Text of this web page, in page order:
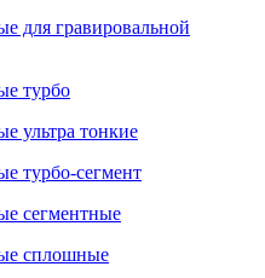
для гравировальной
турбо
ультра тонкие
турбо-сегмент
сегментные
сплошные